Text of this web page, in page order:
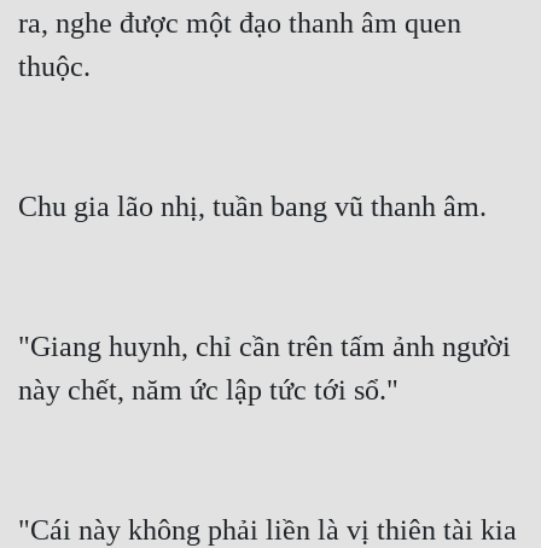
ra, nghe được một đạo thanh âm quen
thuộc.
Chu gia lão nhị, tuần bang vũ thanh âm.
"Giang huynh, chỉ cần trên tấm ảnh người
này chết, năm ức lập tức tới sổ."
"Cái này không phải liền là vị thiên tài kia